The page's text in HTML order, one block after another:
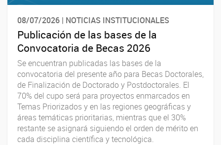
08/07/2026 | NOTICIAS INSTITUCIONALES
Publicación de las bases de la
Convocatoria de Becas 2026
Se encuentran publicadas las bases de la
convocatoria del presente año para Becas Doctorales,
de Finalización de Doctorado y Postdoctorales. El
70% del cupo será para proyectos enmarcados en
Temas Priorizados y en las regiones geográficas y
áreas temáticas prioritarias, mientras que el 30%
restante se asignará siguiendo el orden de mérito en
cada disciplina científica y tecnológica.